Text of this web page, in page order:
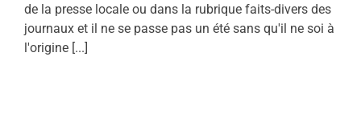
de la presse locale ou dans la rubrique faits-divers des
journaux et il ne se passe pas un été sans qu'il ne soi à
l'origine [...]